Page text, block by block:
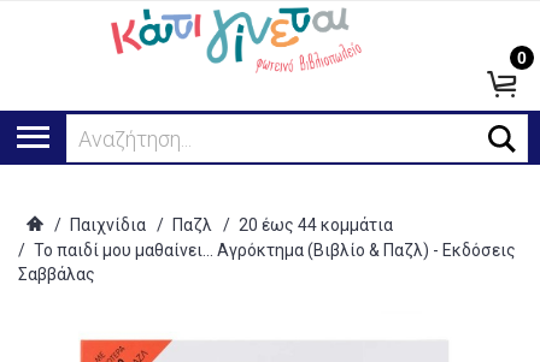
Αναζήτηση...
0
/ Παιχνίδια / Παζλ / 20 έως 44 κομμάτια
/ Το παιδί μου μαθαίνει... Αγρόκτημα (Βιβλίο & Παζλ) - Εκδόσεις
Σαββάλας